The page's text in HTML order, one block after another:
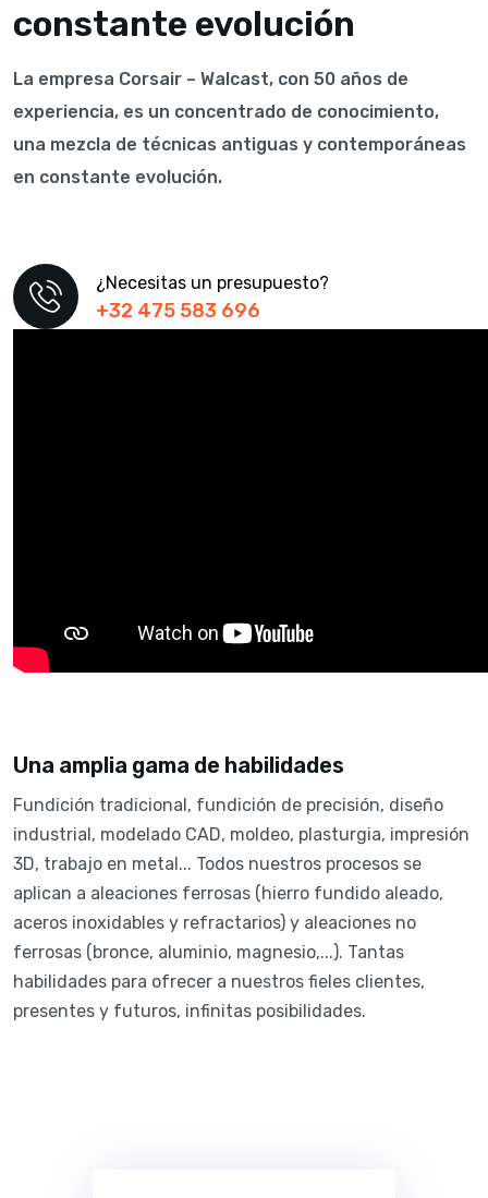
constante evolución
La empresa Corsair – Walcast, con 50 años de
experiencia, es un concentrado de conocimiento,
una mezcla de técnicas antiguas y contemporáneas
en constante evolución.
¿Necesitas un presupuesto?
+32 475 583 696
Una amplia gama de habilidades
Fundición tradicional, fundición de precisión, diseño
industrial, modelado CAD, moldeo, plasturgia, impresión
3D, trabajo en metal... Todos nuestros procesos se
aplican a aleaciones ferrosas (hierro fundido aleado,
aceros inoxidables y refractarios) y aleaciones no
ferrosas (bronce, aluminio, magnesio,...). Tantas
habilidades para ofrecer a nuestros fieles clientes,
presentes y futuros, infinitas posibilidades.